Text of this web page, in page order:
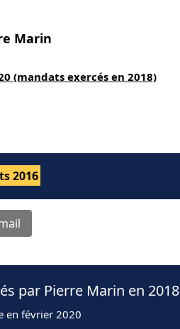
Marin
(mandats exercés en 2018)
2016
par Pierre Marin en 2018
en février 2020